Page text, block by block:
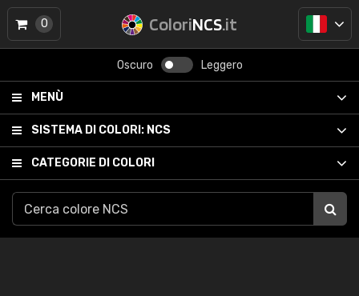
ColoriNCS.it
Oscuro Leggero
MENÙ
SISTEMA DI COLORI: NCS
CATEGORIE DI COLORI
0